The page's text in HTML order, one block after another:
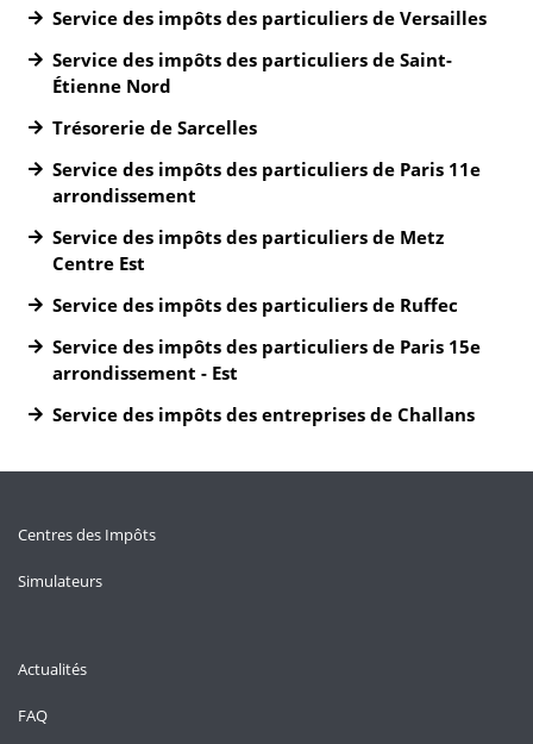
Service des impôts des particuliers de Versailles
Service des impôts des particuliers de Saint-
Étienne Nord
Trésorerie de Sarcelles
Service des impôts des particuliers de Paris 11e
arrondissement
Service des impôts des particuliers de Metz
Centre Est
Service des impôts des particuliers de Ruffec
Service des impôts des particuliers de Paris 15e
arrondissement - Est
Service des impôts des entreprises de Challans
Centres des Impôts
Simulateurs
Actualités
FAQ